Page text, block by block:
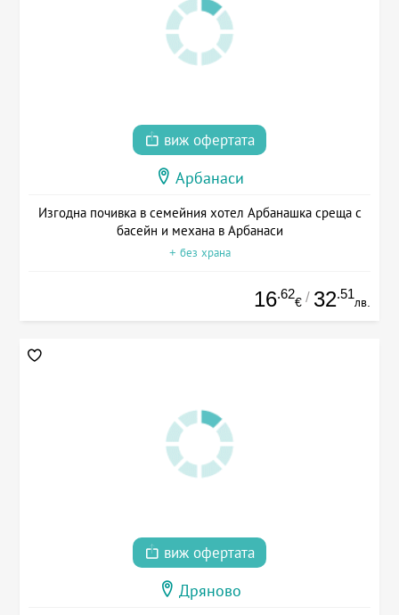
виж офертата
Арбанаси
Изгодна почивка в семейния хотел Арбанашка среща с
басейн и механа в Арбанаси
+ без храна
16.62
€ / 32.51
лв.
виж офертата
Дряново